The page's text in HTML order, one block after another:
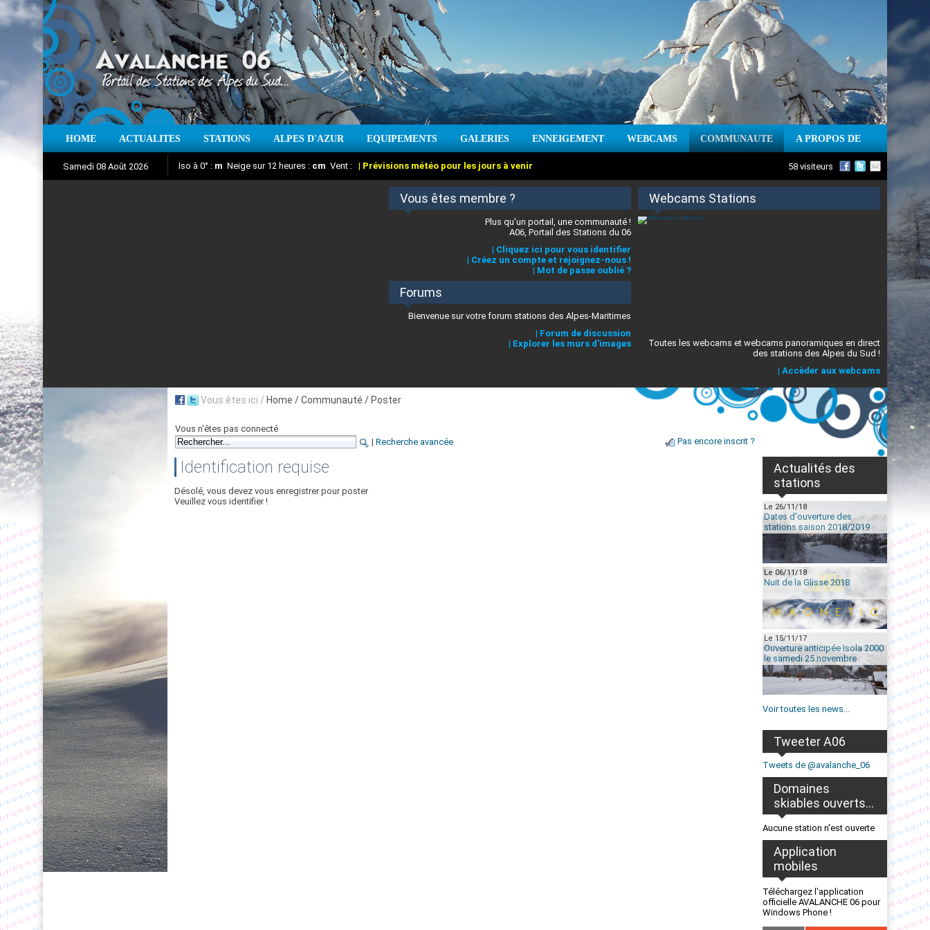
HOME ACTUALITES STATIONS ALPES D'AZUR EQUIPEMENTS GALERIES ENNEIGEMENT WEBCAMS COMMUNAUTE A PROPOS DE
Samedi 08 Août 2026
Prévisions météo pour les jours à venir
Iso à 0° : m Neige sur 12 heures : cm Vent : | Prévisions météo pour les jours à venir
Suivez en direct l'actualité des stations des Alpes-Maritimes
58 visiteurs
Vous êtes membre ?
Plus qu'un portail, une communauté !
A06, Portail des Stations du 06
| Cliquez ici pour vous identifier
| Créez un compte et rejoignez-nous !
| Mot de passe oublié ?
Forums
Bienvenue sur votre forum stations des Alpes-Maritimes
| Forum de discussion
| Explorer les murs d'images
Webcams Stations
Toutes les webcams et webcams panoramiques en direct
des stations des Alpes du Sud !
| Accèder aux webcams
Vous êtes ici / Home / Communauté / Poster
Vous n'êtes pas connecté
| Recherche avancée Pas encore inscrit ?
Identification requise
Désolé, vous devez vous enregistrer pour poster
Veuillez vous identifier !
Actualités des
stations
Le 26/11/18
Dates d'ouverture des
stations saison 2018/2019
Le 06/11/18
Nuit de la Glisse 2018
Le 15/11/17
Ouverture anticipée Isola 2000
le samedi 25 novembre
Voir toutes les news...
Tweeter A06
Tweets de @avalanche_06
Domaines
skiables ouverts...
Aucune station n'est ouverte
Application
mobiles
Téléchargez l'application
officielle AVALANCHE 06 pour
Windows Phone !